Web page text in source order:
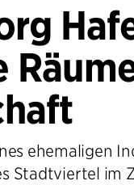
ehemaligen
Stadtviertel im